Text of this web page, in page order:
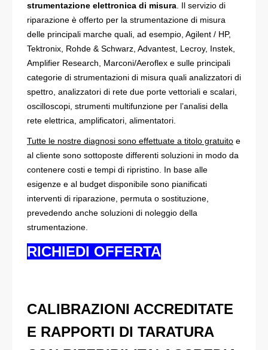
strumentazione elettronica di misura . Il servizio di
riparazione è offerto per la strumentazione di misura
delle principali marche quali, ad esempio, Agilent / HP,
Tektronix, Rohde & Schwarz, Advantest, Lecroy, Instek,
Amplifier Research, Marconi/Aeroflex e sulle principali
categorie di strumentazioni di misura quali analizzatori di
spettro, analizzatori di rete due porte vettoriali e scalari,
oscilloscopi, strumenti multifunzione per l’analisi della
rete elettrica, amplificatori, alimentatori.
Tutte le nostre diagnosi sono effettuate a titolo gratuito e
al cliente sono sottoposte differenti soluzioni in modo da
contenere costi e tempi di ripristino. In base alle
esigenze e al budget disponibile sono pianificati
interventi di riparazione, permuta o sostituzione,
prevedendo anche soluzioni di noleggio della
strumentazione.
RICHIEDI OFFERTA
CALIBRAZIONI ACCREDITATE
E RAPPORTI DI TARATURA